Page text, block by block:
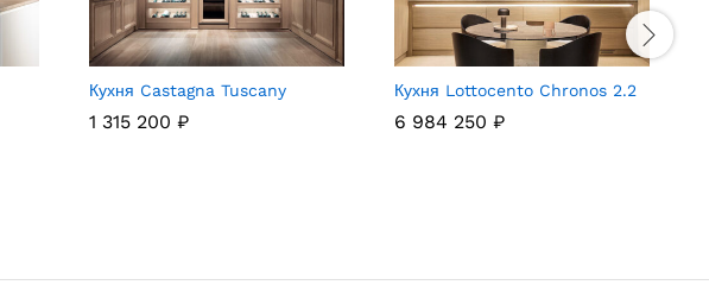
Кухня Castagna Tuscany
1 315 200 ₽
Кухня Lottocento Chronos 2.2
6 984 250 ₽